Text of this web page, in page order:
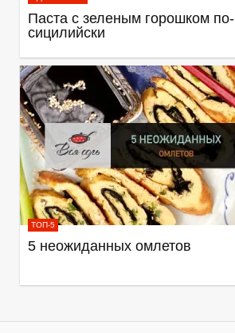
Паста с зеленым горошком по-
сицилийски
ТОП-5
5 неожиданных омлетов